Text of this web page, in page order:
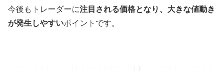
今後もトレーダーに注目される価格となり、大きな値動き
が発生しやすいポイントです。